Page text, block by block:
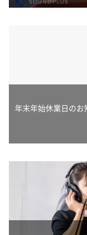
年末年始休業日のお